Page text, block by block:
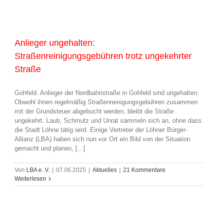
Anlieger ungehalten:
Straßenreinigungsgebühren trotz ungekehrter
Straße
Gohfeld. Anlieger der Nordbahnstraße in Gohfeld sind ungehalten:
Obwohl ihnen regelmäßig Straßenreinigungsgebühren zusammen
mit der Grundsteuer abgebucht werden, bleibt die Straße
ungekehrt. Laub, Schmutz und Unrat sammeln sich an, ohne dass
die Stadt Löhne tätig wird. Einige Vertreter der Löhner Bürger-
Allianz (LBA) haben sich nun vor Ort ein Bild von der Situation
gemacht und planen, [...]
Von LBA e. V. 07.06.2025 Aktuelles
21 Kommentare
Weiterlesen